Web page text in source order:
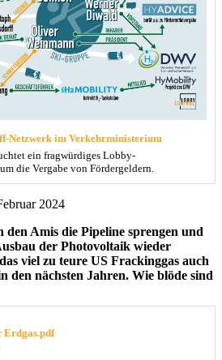
Netzwerk im Verkehrministerium
ein fragwürdiges Lobby-
die Vergabe von Fördergeldern.
2024
den Amis die Pipeline sprengen und
der Photovoltaik wieder
viel zu teure US Frackinggas auch
den nächsten Jahren. Wie blöde sind
Erdgas.pdf